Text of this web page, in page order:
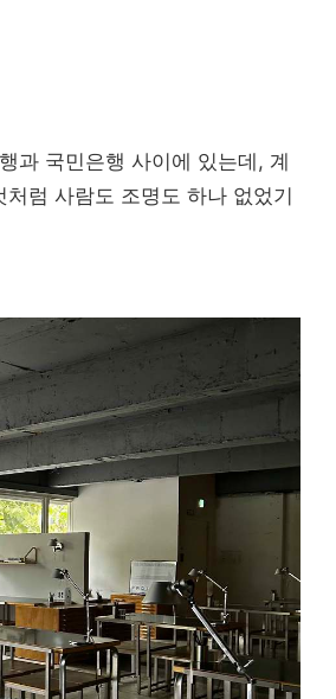
과 국민은행 사이에 있는데, 계
럼 사람도 조명도 하나 없었기